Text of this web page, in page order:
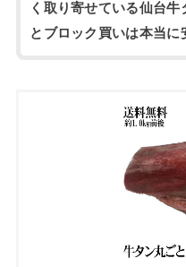
く取り寄せている仙台牛
とブロック買いは本当に